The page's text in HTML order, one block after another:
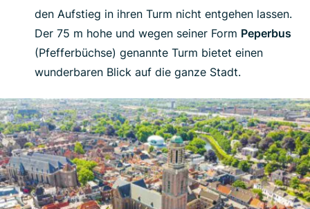
den Aufstieg in ihren Turm nicht entgehen lassen.
Der 75 m hohe und wegen seiner Form Peperbus
(Pfefferbüchse) genannte Turm bietet einen
wunderbaren Blick auf die ganze Stadt.